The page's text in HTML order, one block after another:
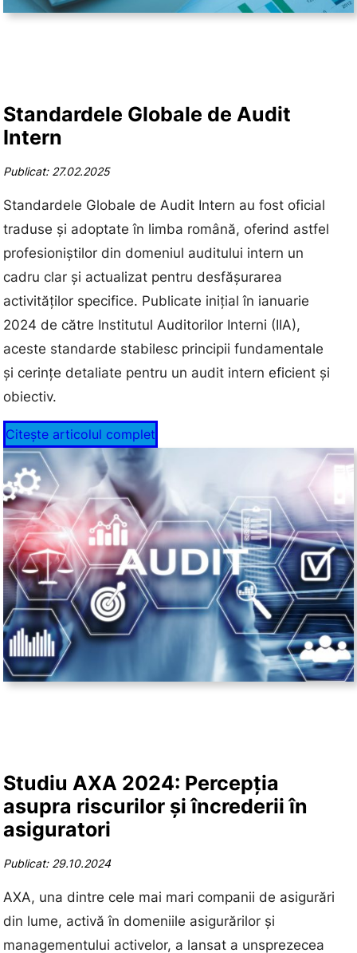
Standardele Globale de Audit
Intern
Publicat: 27.02.2025
Standardele Globale de Audit Intern au fost oficial
traduse și adoptate în limba română, oferind astfel
profesioniștilor din domeniul auditului intern un
cadru clar și actualizat pentru desfășurarea
activităților specifice. Publicate inițial în ianuarie
2024 de către Institutul Auditorilor Interni (IIA),
aceste standarde stabilesc principii fundamentale
și cerințe detaliate pentru un audit intern eficient și
obiectiv.
Citește articolul complet
Studiu AXA 2024: Percepția
asupra riscurilor și încrederii în
asiguratori
Publicat: 29.10.2024
AXA, una dintre cele mai mari companii de asigurări
din lume, activă în domeniile asigurărilor și
managementului activelor, a lansat a unsprezecea